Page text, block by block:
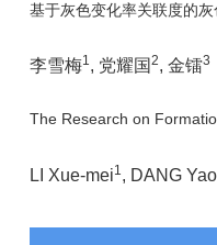
基于灰色变化率关联度的
李雪梅1, 党耀国 2, 金镭3
The Research on
LI Xue-mei1 , DANG